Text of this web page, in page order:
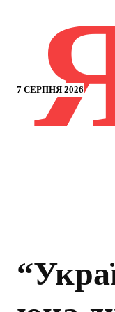
7 СЕРПНЯ 2026